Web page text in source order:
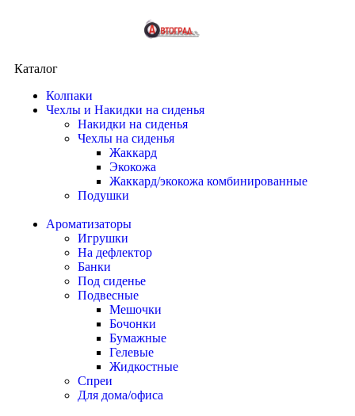
Каталог
Колпаки
Чехлы и Накидки на сиденья
Накидки на сиденья
Чехлы на сиденья
Жаккард
Экокожа
Жаккард/экокожа комбинированные
Подушки
Ароматизаторы
Игрушки
На дефлектор
Банки
Под сиденье
Подвесные
Мешочки
Бочонки
Бумажные
Гелевые
Жидкостные
Спреи
Для дома/офиса